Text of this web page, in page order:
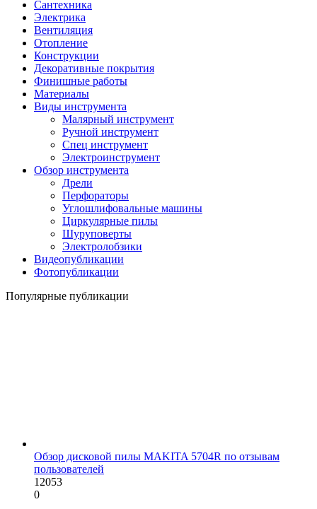
Сантехника
Электрика
Вентиляция
Отопление
Конструкции
Декоративные покрытия
Финишные работы
Материалы
Виды инструмента
Малярный инструмент
Ручной инструмент
Спец инструмент
Электроинструмент
Обзор инструмента
Дрели
Перфораторы
Углошлифовальные машины
Циркулярные пилы
Шуруповерты
Электролобзики
Видеопубликации
Фотопубликации
Популярные публикации
Обзор дисковой пилы MAKITA 5704R по отзывам
пользователей
12053
0